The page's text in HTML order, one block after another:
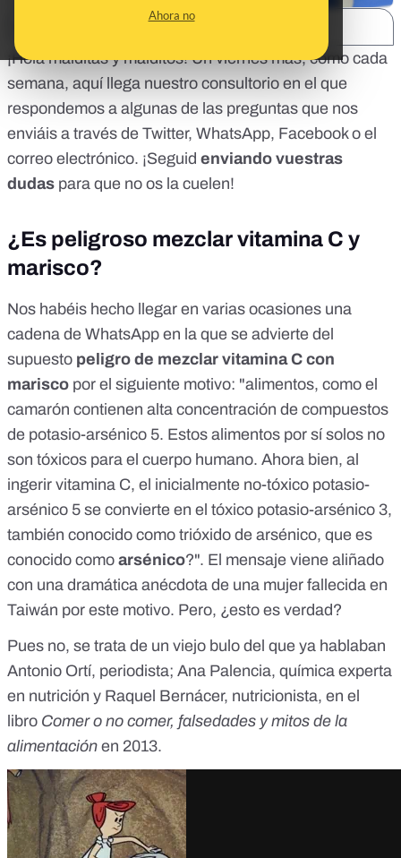
Ahora no
¡Hola malditas y malditos! Un viernes más, como cada
semana, aquí llega nuestro consultorio en el que
respondemos a algunas de las preguntas que nos
enviáis a través de Twitter, WhatsApp, Facebook o el
correo electrónico. ¡Seguid enviando vuestras
dudas para que no os la cuelen!
¿Es peligroso mezclar vitamina C y
marisco?
Nos habéis hecho llegar en varias ocasiones una
cadena de WhatsApp en la que se advierte del
supuesto peligro de mezclar vitamina C con
marisco por el siguiente motivo: "alimentos, como el
camarón contienen alta concentración de compuestos
de potasio-arsénico 5. Estos alimentos por sí solos no
son tóxicos para el cuerpo humano. Ahora bien, al
ingerir vitamina C, el inicialmente no-tóxico potasio-
arsénico 5 se convierte en el tóxico potasio-arsénico 3,
también conocido como trióxido de arsénico, que es
conocido como arsénico?". El mensaje viene aliñado
con una dramática anécdota de una mujer fallecida en
Taiwán por este motivo. Pero, ¿esto es verdad?
Pues no, se trata de un viejo bulo del que ya hablaban
Antonio Ortí, periodista; Ana Palencia, química experta
en nutrición y Raquel Bernácer, nutricionista, en el
libro Comer o no comer, falsedades y mitos de la
alimentación en 2013.